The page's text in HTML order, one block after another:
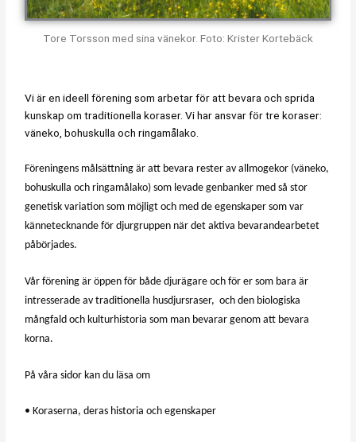
Tore Torsson med sina vänekor. Foto: Krister Kortebäck
Vi är en ideell förening som arbetar för att bevara och sprida
kunskap om traditionella koraser. Vi har ansvar för tre koraser:
väneko, bohuskulla och ringamålako.
Föreningens målsättning är att bevara rester av allmogekor (väneko,
bohuskulla och ringamålako) som levade genbanker med så stor
genetisk variation som möjligt och med de egenskaper som var
kännetecknande för djurgruppen när det aktiva bevarandearbetet
påbörjades.
Vår förening är öppen för både djurägare och för er som bara är
intresserade av traditionella husdjursraser, och den biologiska
mångfald och kulturhistoria som man bevarar genom att bevara
korna.
På våra sidor kan du läsa om
• Koraserna, deras historia och egenskaper